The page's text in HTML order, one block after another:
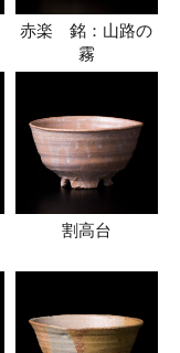
赤楽 銘：山路の
霧
割高台